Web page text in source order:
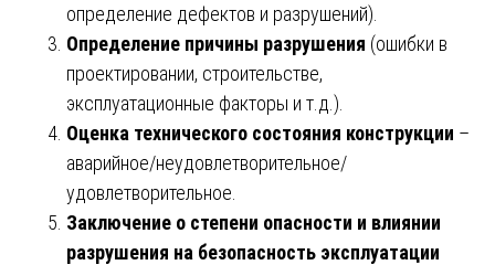
определение дефектов и разрушений).
Определение причины разрушения (ошибки в
проектировании, строительстве,
эксплуатационные факторы и т.д.).
Оценка технического состояния конструкции –
аварийное/неудовлетворительное/
удовлетворительное.
Заключение о степени опасности и влиянии
разрушения на безопасность эксплуатации